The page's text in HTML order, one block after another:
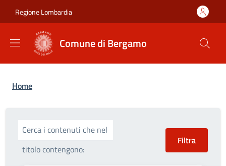
Regione Lombardia
Comune di Bergamo
Briciole di pane
Home
Cerca i contenuti che nel
titolo contengono: